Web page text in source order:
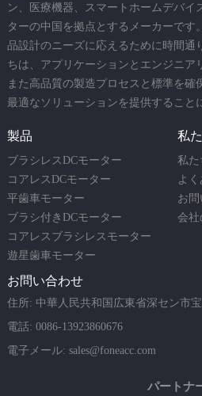
ン、医療機器、スマートホームデバイ
ターの中国を拠点とするメーカーです
品設計のニーズに応えるために時間通
ちは、アプリケーションとエンジニア
また高品質の製造プロセスと標準を確
最適なソリューションを提供すること
製品
ブラシレスDCモーター
コアレスDCモーター
平歯車モーター
ブラシ付きDCモーター
コアレスブラシレスモーター
遊星歯車モーター
私
私た
よ
お
会社
お問い合わせ
住所: 中華人民共和国広東省深セン市
電話: 0086-13923860676
電子メール: sales@foneacc.com
パートナ